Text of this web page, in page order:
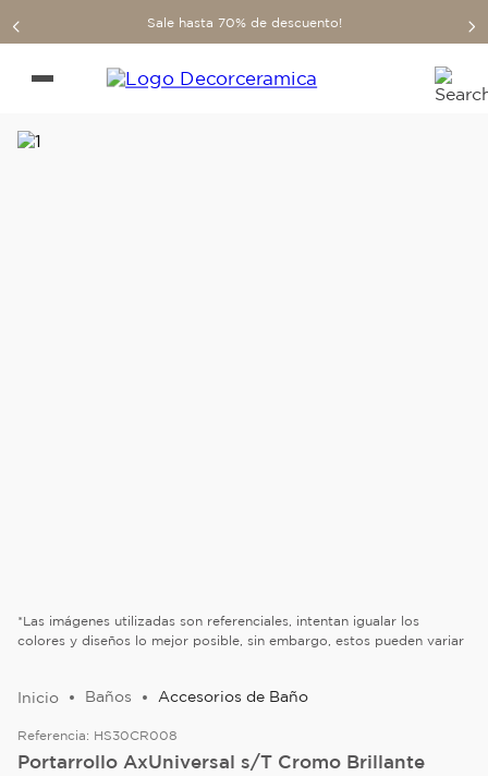
Sale hasta 70% de descuento!
*Las imágenes utilizadas son referenciales, intentan igualar los
colores y diseños lo mejor posible, sin embargo, estos pueden variar
Baños Accesorios de Baño
Referencia: HS30CR008
Portarrollo AxUniversal s/T Cromo Brillante